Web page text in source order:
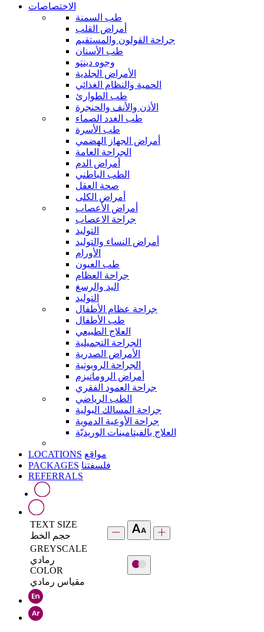
الاختصاصات
طب السمنة
أمراض القلب
جراحة القولون والمستقيم
طب الأسنان
وجوه دينتو
الأمراض الجلدية
الحمية والنظام الغذائي
طب الطوارئ
الأذن والأنف والحنجرة
طب الغدد الصماء
طب الأسرة
أمراض الجهاز الهضمي
الجراحة العامة
أمراض الدم
الطب الباطني
صحة العقل
أمراض الكلى
أمراض الأعصاب
جراحة الاعصاب
التوليد
أمراض النساء والتوليد
الأورام
طب العيون
جراحة العظام
اليد والرسغ
التوليد
جراحة عظام الأطفال
طب الأطفال
العلاج الطبيعي
الجراحة التجميلية
الأمراض الصدرية
الجراحة الروبوتية
أمراض الروماتيزم
جراحة العمود الفقري
الطب الرياضي
جراحة المسالك البولية
جراحة الأوعية الدموية
العلاج بالفيتامينات الوريديّة
LOCATIONS مواقع
PACKAGES فلسفتنا
REFERRALS
TEXT SIZE
حجم الخط
GREYSCALE
رمادي
COLOR
مقياس رمادي